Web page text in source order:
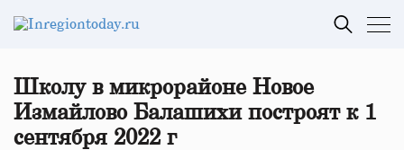
Школу в микрорайоне Новое
Измайлово Балашихи построят к 1
сентября 2022 г